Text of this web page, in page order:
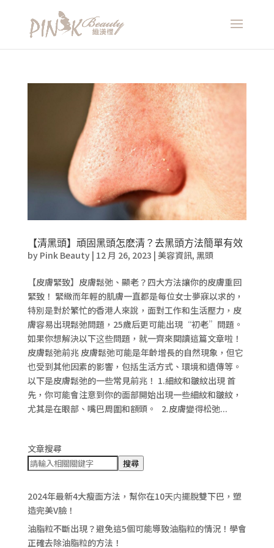
【清黑頭】頑固黑頭怎麽清？去黑頭方法簡單有效
by Pink Beauty| 12 月 26, 2023 | 美容資訊, 黑頭
【皮膚緊致】皮膚鬆弛、顯老？四大方法讓你的皮膚重回
緊致！ 緊緻而年輕的肌膚一直都是每位女士夢寐以求的，
特別是對於繁忙的香港人來說，面對工作和生活壓力，皮
膚容易出現鬆弛問題，25歲后更可能出現“初老”問題。
如果你想解決以下这些問題，就一齊來閱讀這篇文章啦！
皮膚鬆弛前兆 皮膚鬆弛可能是年齡增長的自然現象，但它
也受到其他因素的影響，包括生活方式、環境和遺傳等。
以下是皮膚鬆弛的一些常見前兆！ 1.細紋和皺紋出現 首
先，你可能會注意到你的面部開始出現一些細紋和皺紋，
尤其是在眼部、嘴巴周圍和額頭。 2.皮膚變得松弛...
文章搜尋
搜尋
2024年最新4大瘦面方法，幫你在10天内擺脫雙下巴，塑
造完美V臉！
油脂粒不斷出現？避免這5個可能導致油脂粒的情況！學會
正確去除油脂粒的方法！